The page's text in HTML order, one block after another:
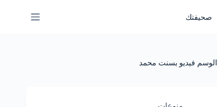
المحتوى
صحيفتك
الوسم فيديو بسنت محمد